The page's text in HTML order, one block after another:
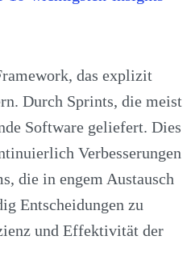
das explizit
Durch Sprints, die meist
Software geliefert. Dies
Verbesserungen
die in engem Austausch
Entscheidungen zu
und Effektivität der